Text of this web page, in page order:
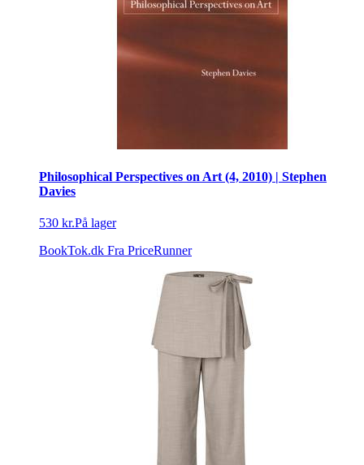
Philosophical Perspectives on Art (4, 2010) | Stephen
Davies
530 kr.På lager
BookTok.dk Fra PriceRunner